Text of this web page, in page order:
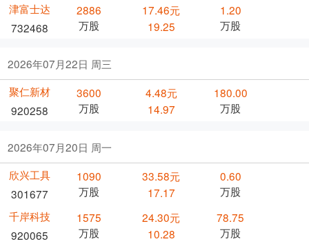
津富士达
732468
2886
万股
17.46元
19.25
1.20
万股
2026年07月22日 周三
聚仁新材
920258
3600
万股
4.48元
14.97
180.00
万股
2026年07月20日 周一
欣兴工具
301677
1090
万股
33.58元
17.17
0.60
万股
千岸科技
920065
1575
万股
24.30元
10.28
78.75
万股